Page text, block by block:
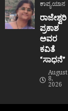
ಕಾವ್ಯಯಾನ
ರಾಜೇಶ್ವರಿ
ಪ್ರಕಾಶ
ಅವರ
ಕವಿತೆ
“ಸಾಧನೆ”
August
8,
2026